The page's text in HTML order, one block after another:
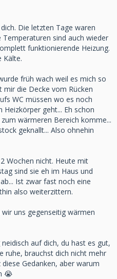
Die letzten Tage waren
sind auch wieder
funktionierende Heizung.
Kälte.
früh wach weil es mich so
mir die Decke vom Rücken
WC müssen wo es noch
geht... Eh schon
wärmeren Bereich komme...
geknallt... Also ohnehin
Wochen nicht. Heute mit
sind sie eh im Haus und
Ist zwar fast noch eine
also weiterzittern.
uns gegenseitig wärmen
auf dich, du hast es gut,
ruhe, brauchst dich nicht mehr
Gedanken, aber warum
😭